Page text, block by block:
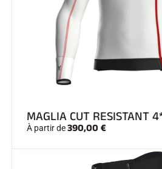
SKI TOUT
MAGLIA CUT RESISTANT
À partir de390,00 €